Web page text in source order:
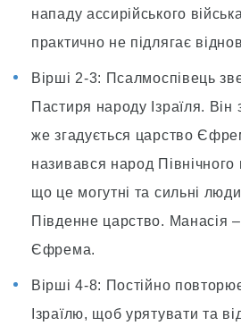
нападу ассирійського
практично не підлягає
Вірші 2-3: Псалмоспівець
Пастиря народу Ізраїля.
же згадується царство
називався народ
що це могутні та сильні
Південне царство. Манасія
Єфрема.
Вірші 4-8: Постійно
Ізраїлю, щоб урятувати та